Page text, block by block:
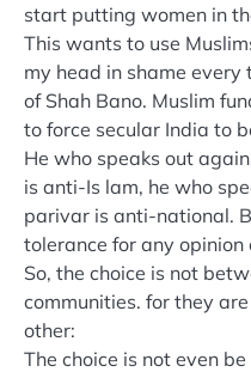
start putting women in
This wants to use
my head in shame
of Shah Bano. Muslim
to force secular India to
He who speaks out
is anti-Is lam, he who
parivar is anti-national.
tolerance for any
So, the choice is not
communities. for they
other:
The choice is not even